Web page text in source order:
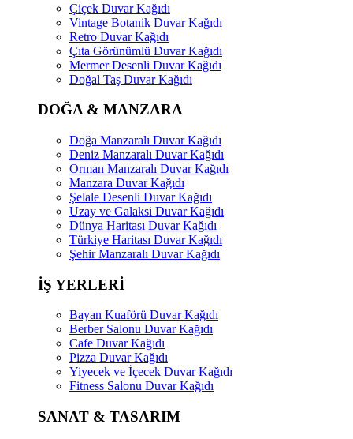
Çiçek Duvar Kağıdı
Vintage Botanik Duvar Kağıdı
Retro Duvar Kağıdı
Çıta Görünümlü Duvar Kağıdı
Mermer Desenli Duvar Kağıdı
Doğal Taş Duvar Kağıdı
DOĞA & MANZARA
Doğa Manzaralı Duvar Kağıdı
Deniz Manzaralı Duvar Kağıdı
Orman Manzaralı Duvar Kağıdı
Manzara Duvar Kağıdı
Şelale Desenli Duvar Kağıdı
Uzay ve Galaksi Duvar Kağıdı
Dünya Haritası Duvar Kağıdı
Türkiye Haritası Duvar Kağıdı
Şehir Manzaralı Duvar Kağıdı
İŞ YERLERİ
Bayan Kuaförü Duvar Kağıdı
Berber Salonu Duvar Kağıdı
Cafe Duvar Kağıdı
Pizza Duvar Kağıdı
Yiyecek ve İçecek Duvar Kağıdı
Fitness Salonu Duvar Kağıdı
SANAT & TASARIM